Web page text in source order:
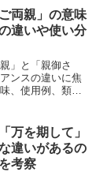
両親」の意味
違いや使い分
」と「親御さ
ンスの違いに焦
、使用例、類似
特に「父親と母
語表現...
万を期して」
違いがあるの
考察